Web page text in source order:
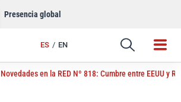
Presencia global
ES EN
Enlace
Novedades en la RED Nº 818: Cumbre entre EEUU y